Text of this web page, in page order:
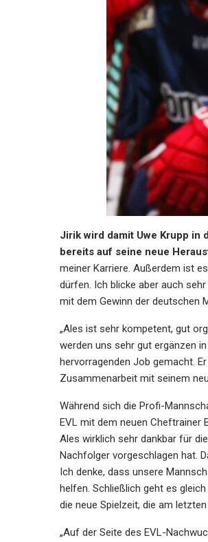
Jirik wird damit Uwe Krupp in
bereits auf seine neue
meiner Karriere. Außerdem ist
dürfen. Ich blicke aber auch
mit dem Gewinn der deutschen
„Ales ist sehr kompetent, gut
werden uns sehr gut ergänzen
hervorragenden Job gemacht.
Zusammenarbeit mit seinem
Während sich die Profi-
EVL mit dem neuen Cheftrainer
Ales wirklich sehr dankbar für
Nachfolger vorgeschlagen hat.
Ich denke, dass unsere
helfen. Schließlich geht es
die neue Spielzeit, die am
„Auf der Seite des EVL-